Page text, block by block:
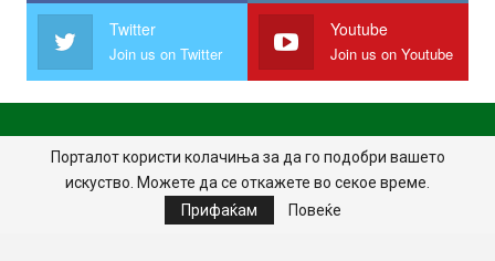
Twitter
Join us on Twitter
Youtube
Join us on Youtube
ПОЧЕТНА ПОЛИТИКА НА ПРИВАТНОСТ
ИМПРЕСУМ
ПРАВИЛА НА КОРИСТЕЊЕ
Порталот користи колачиња за да го подобри вашето
искуство. Можете да се откажете во секое време.
Прифаќам
Повеќе